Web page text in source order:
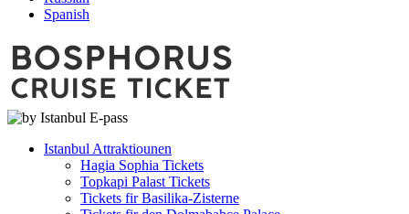
Spanish
Istanbul Attraktiounen
Hagia Sophia Tickets
Topkapi Palast Tickets
Tickets fir Basilika-Zisterne